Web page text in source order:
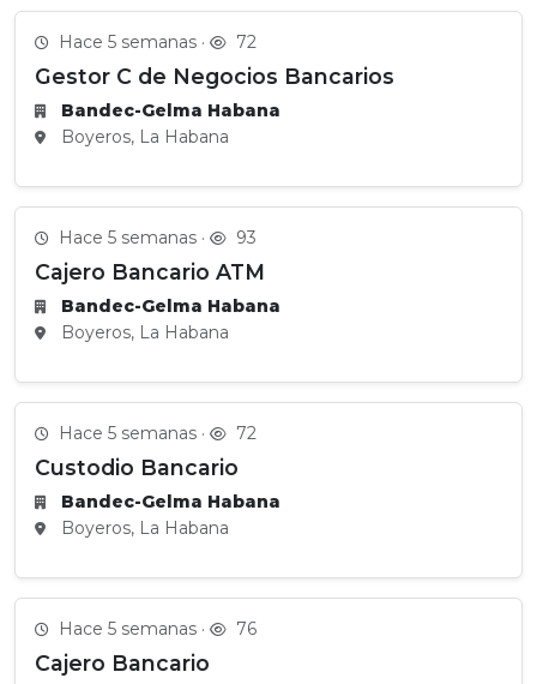
Hace 5 semanas · 72
Gestor C de Negocios Bancarios
Bandec-Gelma Habana
Boyeros, La Habana
Hace 5 semanas · 93
Cajero Bancario ATM
Bandec-Gelma Habana
Boyeros, La Habana
Hace 5 semanas · 72
Custodio Bancario
Bandec-Gelma Habana
Boyeros, La Habana
Hace 5 semanas · 76
Cajero Bancario